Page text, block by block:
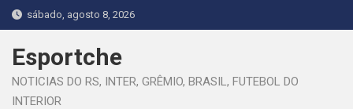
Skip
to
content
sábado, agosto 8, 2026
Esportche
NOTICIAS DO RS, INTER, GRÊMIO, BRASIL, FUTEBOL DO
INTERIOR